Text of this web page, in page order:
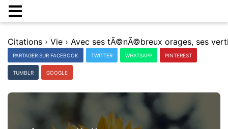
Citations › Vie ›
PARTAGER SUR FACEBOOK TWITTER WHATSAPP PINTEREST
TUMBLR GOOGLE